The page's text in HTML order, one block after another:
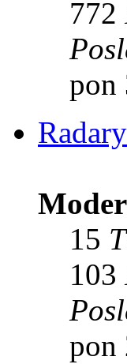
772
pon
Radary
15
103
pon